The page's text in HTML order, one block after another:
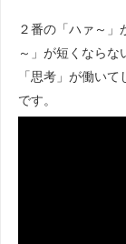
・2021.7.29
・2021.7.22
・2021.7.16
・2021.7.13
２番の「ハァ～」
～」が短くならな
「思考」が働い
です。